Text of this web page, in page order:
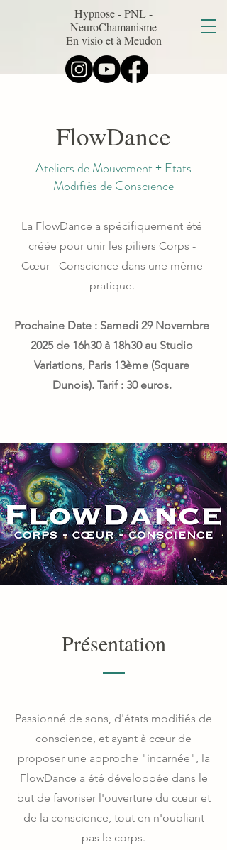
Hypnose - PNL -
NeuroChamanisme
En visio et à Meudon
FlowDance
Ateliers de Mouvement + Etats
Modifiés de Conscience
La FlowDance a spécifiquement été
créée pour unir les piliers Corps -
Cœur - Conscience dans une même
pratique.
Prochaine Date : Samedi 29 Novembre
2025 de 16h30 à 18h30 au Studio
Variations, Paris 13ème (Square
Dunois). Tarif : 30 euros.
Présentation
Passionné de sons, d'états modifiés de
conscience, et ayant à cœur de
proposer une approche "incarnée", la
FlowDance a été développée dans le
but de favoriser l'ouverture du cœur et
de la conscience, tout en n'oubliant
pas le corps.